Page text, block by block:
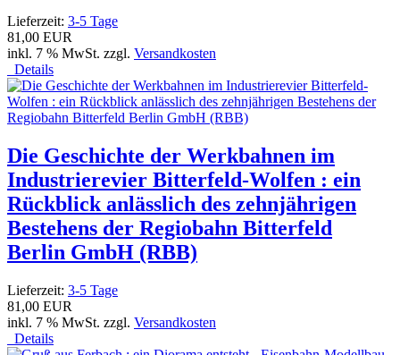
Lieferzeit: 3-5 Tage
81,00 EUR
inkl. 7 % MwSt. zzgl. Versandkosten
Details
Die Geschichte der Werkbahnen im
Industrierevier Bitterfeld-Wolfen : ein
Rückblick anlässlich des zehnjährigen
Bestehens der Regiobahn Bitterfeld
Berlin GmbH (RBB)
Lieferzeit: 3-5 Tage
81,00 EUR
inkl. 7 % MwSt. zzgl. Versandkosten
Details